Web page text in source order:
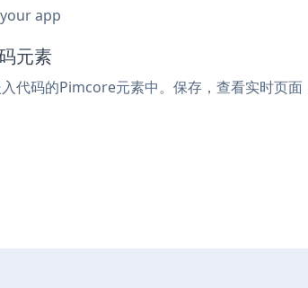
app
元素
代码的Pimcore元素中。保存，查看实时页面